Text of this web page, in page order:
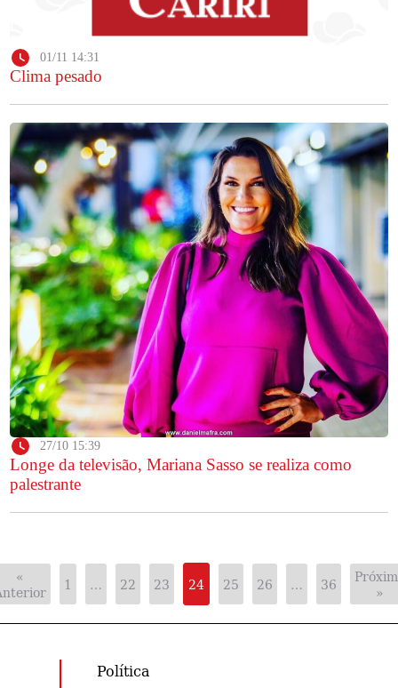
01/11 14:31
Clima pesado
27/10 15:39
Longe da televisão, Mariana Sasso se realiza como
palestrante
«
1 … 22 23 24 25 26 … 36
»
Política